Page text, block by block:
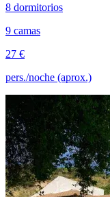
8 dormitorios
9 camas
27 €
pers./noche (aprox.)